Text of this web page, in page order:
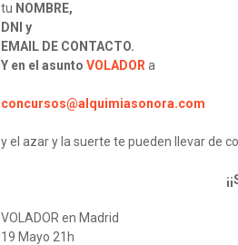
tu NOMBRE,
DNI y
EMAIL DE CONTACTO.
Y en el asunto VOLADOR a
concursos@alquimiasonora.com
y el azar y la suerte te pueden llevar de
VOLADOR en Madrid
19 Mayo 21h